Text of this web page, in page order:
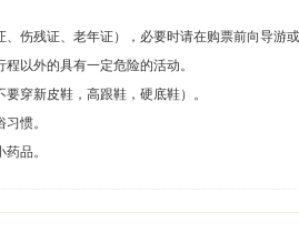
伤残证、老年证），必要时请在购票前向导游或
以外的具有一定危险的活动。
穿新皮鞋，高跟鞋，硬底鞋）。
惯。
品。